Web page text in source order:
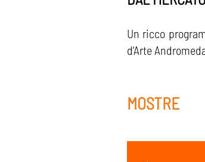
Un ricco
d'Arte
MOSTRE